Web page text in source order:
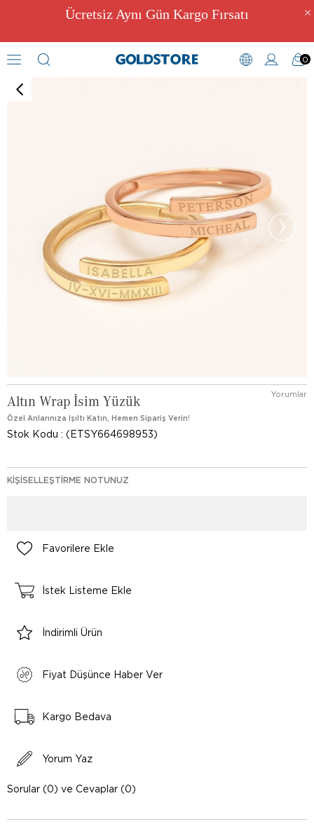
Ücretsiz Aynı Gün Kargo Fırsatı
0
›
Altın Wrap İsim Yüzük Yorumlar
Özel Anlarınıza Işıltı Katın, Hemen Sipariş Verin!
Stok Kodu (ETSY664698953)
KIŞISELLEŞTIRME NOTUNUZ
Favorilere Ekle
İstek Listeme Ekle
İndirimli Ürün
Fiyat Düşünce Haber Ver
Kargo Bedava
Yorum Yaz
Sorular (0) ve Cevaplar (0)